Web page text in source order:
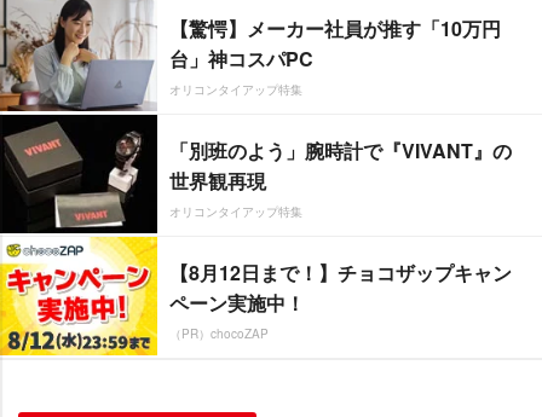
【驚愕】メーカー社員が推す「10万円
台」神コスパPC
オリコンタイアップ特集
「別班のよう」腕時計で『VIVANT』の
世界観再現
オリコンタイアップ特集
【8月12日まで！】チョコザップキャン
ペーン実施中！
（PR）chocoZAP